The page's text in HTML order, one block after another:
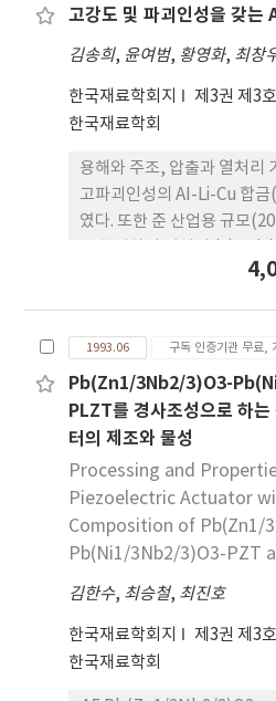
의 경우, ball-milling 4시간
장 높았다. 이는 4시간 ball-
말이 비표면적이 크로 그의
였기 때문이다.
고강도 및 파괴인성을 갖는
김송희, 윤여범, 황영화, 최창
한국재료학회지 제3권 제3호
한국재료학회
용해와 주조, 압출과 열처리
고파괴인성의 AI-Li-Cu 합
였다. 또한 준 산업용 규모
는 열처리 영향 (3) 인장시
었고 연신율은 9%에서
이용한 파괴인성 시험 결과
변형 파괴인성 (KIc)값은
건에서는 23MPa√m였다.
비에서 피로균열 전파시험
대계수(δKth)는 각각 6.0,
1993.06 구독 인증기관 무료,
Pb(Zn1/3Nb2/3)O3-
PLZT를 경사조성으로 하는
터의 제조와 물성
Processing and
Piezoelectric Actuator
Composition of Pb(Zn1/
Pb(Ni1/3Nb2/3)O3-PZT
김한수, 최승철, 최진호
한국재료학회지 제3권 제3호
한국재료학회